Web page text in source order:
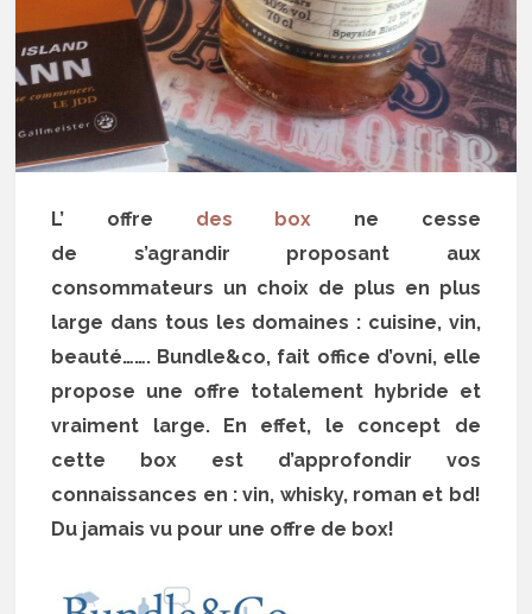
L’ offre des box ne cesse
de s’agrandir proposant aux
consommateurs un choix de plus en plus
large dans tous les domaines : cuisine, vin,
beauté……. Bundle&co, fait office d’ovni, elle
propose une offre totalement hybride et
vraiment large. En effet, le concept de
cette box est d’approfondir vos
connaissances en : vin, whisky, roman et bd!
Du jamais vu pour une offre de box!